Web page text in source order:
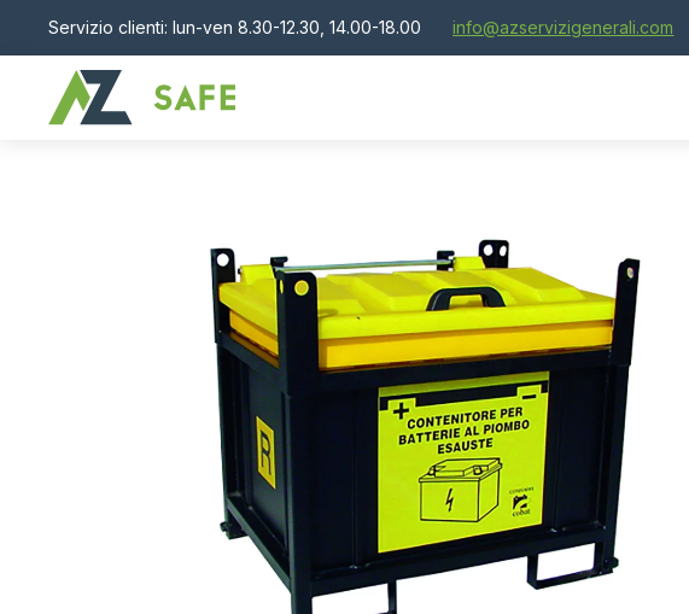
Servizio clienti: lun-ven 8.30-12.30, 14.00-18.00 info@azservizigenerali.com